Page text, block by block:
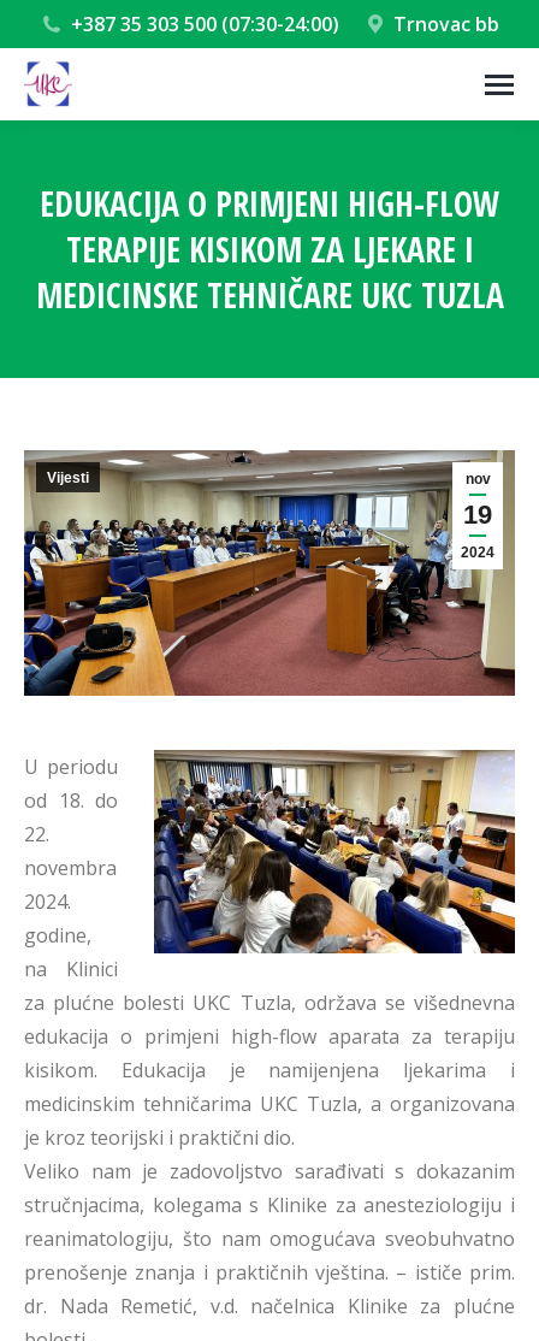
+387 35 303 500 (07:30-24:00) Trnovac bb
EDUKACIJA O PRIMJENI HIGH-FLOW
TERAPIJE KISIKOM ZA LJEKARE I
MEDICINSKE TEHNIČARE UKC TUZLA
nov
19
2024
Vijesti
U periodu
od 18. do
22.
novembra
2024.
godine,
na Klinici
za plućne bolesti UKC Tuzla, održava se višednevna
edukacija o primjeni high-flow aparata za terapiju
kisikom. Edukacija je namijenjena ljekarima i
medicinskim tehničarima UKC Tuzla, a organizovana
je kroz teorijski i praktični dio.
Veliko nam je zadovoljstvo sarađivati s dokazanim
stručnjacima, kolegama s Klinike za anesteziologiju i
reanimatologiju, što nam omogućava sveobuhvatno
prenošenje znanja i praktičnih vještina. – ističe prim.
dr. Nada Remetić, v.d. načelnica Klinike za plućne